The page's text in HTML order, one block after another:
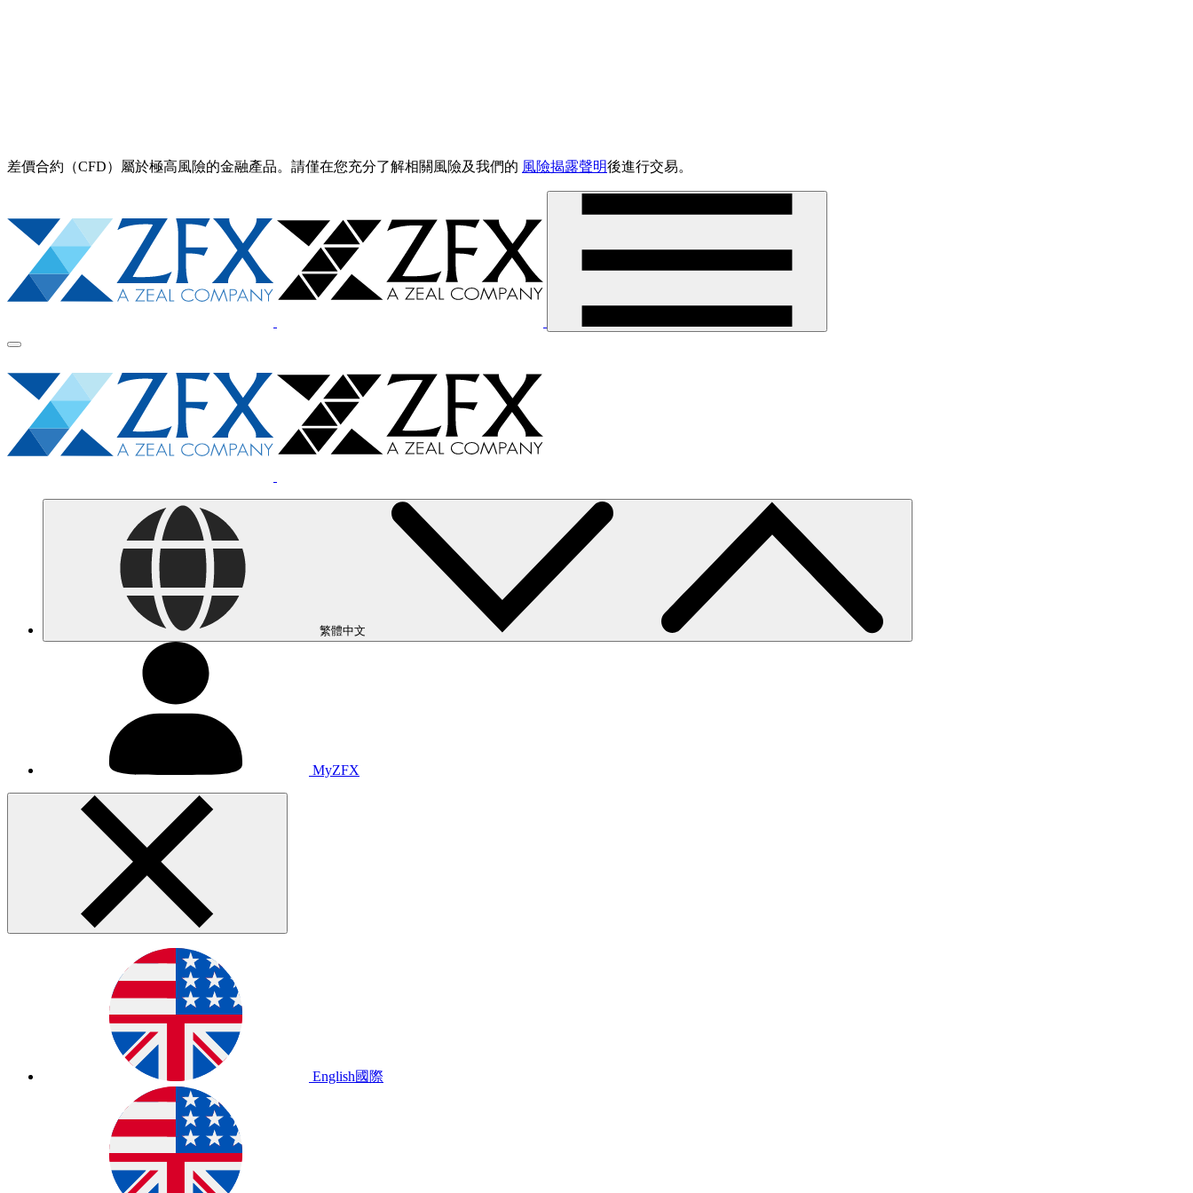
差價合約（CFD）屬於極高風險的金融產品。請僅在您充分了解相關風險及我們的 風險揭露聲明後進行交易。
繁體中文
MyZFX
English國際